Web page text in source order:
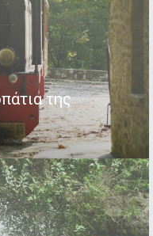
της